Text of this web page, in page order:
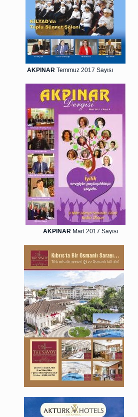
AKPINAR Temmuz 2017 Sayısı
AKPINAR Mart 2017 Sayısı